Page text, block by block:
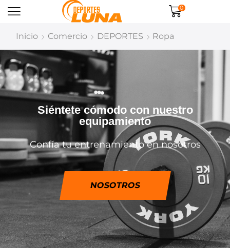
0
Inicio Comercio DEPORTES Ropa
Siéntete cómodo con nuestro
equipamiento
Confía tu entrenamiento en nosotros
NOSOTROS